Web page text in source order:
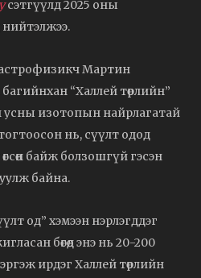
сэтгүүлд 2025 оны
Мартин
“Халлей төрлийн”
усны изотопын найрлагатай
нь, сүүлт одод
байж болзошгүй гэсэн
байна.
од” хэмээн нэрлэгддэг
бөгөөд энэ нь 20-200
ирдэг Халлей төрлийн